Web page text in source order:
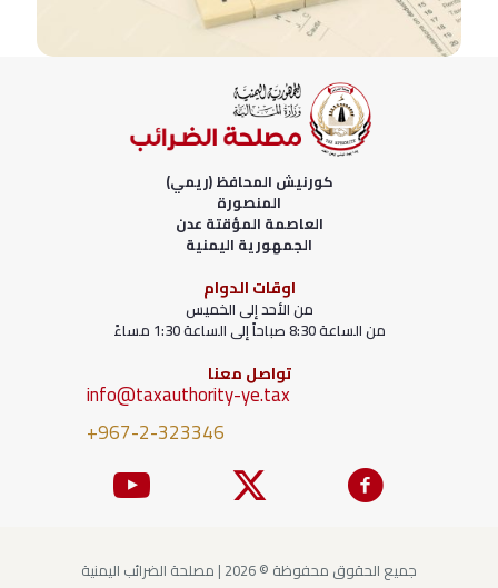
كورنيش المحافظ (ريمي)
المنصورة
العاصمة المؤقتة عدن
الجمهورية اليمنية
اوقات الدوام
من الأحد إلى الخميس
من الساعة 8:30 صباحاً إلى الساعة 1:30 مساءً
تواصل معنا
info@taxauthority-ye.tax
+967-2-323346
جميع الحقوق محفوظة © 2026 | مصلحة الضرائب اليمنية